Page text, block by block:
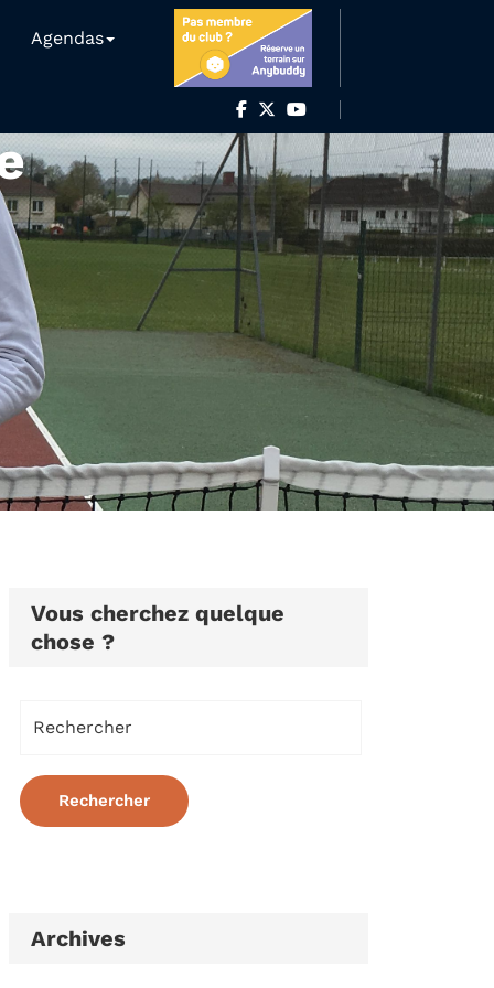
Agendas
Vous cherchez quelque
chose ?
Archives